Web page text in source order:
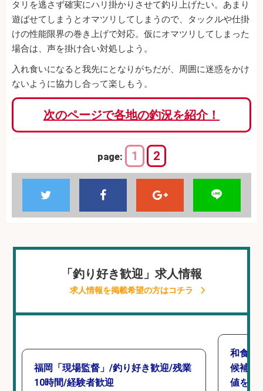
タリを逃さず確実にハリ掛かりさせて釣り上げたい。あまり
遊ばせてしまうとオマツリしてしまうので、タックルや仕掛
けの性能限界の巻き上げで対応。仮にオマツリしてしまった
場合は、声を掛け合い対処しよう。
入れ食いになると我先にとなりがちだが、周囲に迷惑をかけ
ないように協力し合って楽しもう。
次のページで各地の釣況を紹介！
page: 1 2
「釣り好き歓迎」求人情報
求人情報を掲載希望の方はコチラ
福岡「現場監督」/釣り好き歓迎/残業
10時間/経験者歓迎
和食,
候補/
値を上